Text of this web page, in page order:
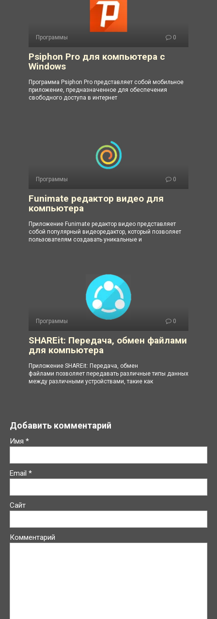
Программы 0
Psiphon Pro для компьютера с
Windows
Программа Psiphon Pro представляет собой мобильное
приложение, предназначенное для обеспечения
свободного доступа в интернет
Программы 0
Funimate редактор видео для
компьютера
Приложение Funimate редактор видео представляет
собой популярный видеоредактор, который позволяет
пользователям создавать уникальные и
Программы 0
SHAREit: Передача, обмен файлами
для компьютера
Приложение SHAREit: Передача, обмен
файлами позволяет передавать различные типы данных
между различными устройствами, такие как
Добавить комментарий
Имя *
Email *
Сайт
Комментарий